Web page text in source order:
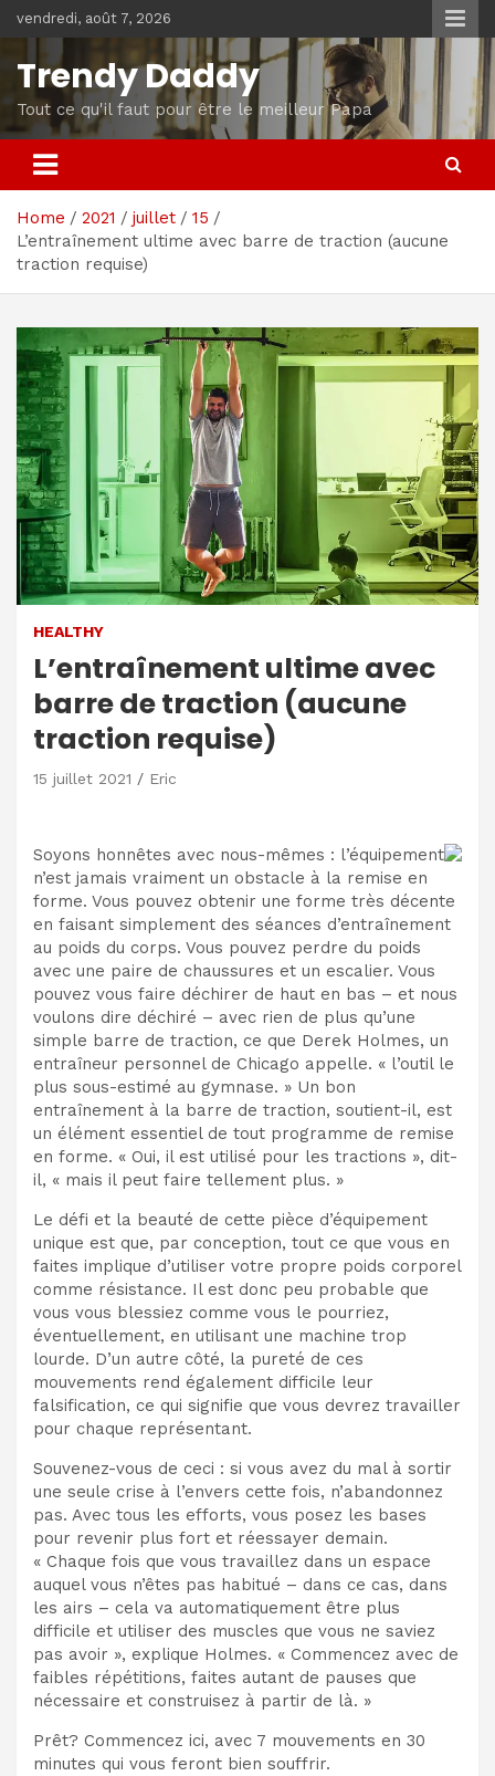
to
content
vendredi, août 7, 2026
Trendy Daddy
Tout ce qu'il faut pour être le meilleur Papa
Home 2021 juillet
15
L’entraînement ultime avec barre de traction (aucune
traction requise)
HEALTHY
L’entraînement ultime avec
barre de traction (aucune
traction requise)
15 juillet 2021 Eric
Soyons honnêtes avec nous-mêmes : l’équipement
n’est jamais vraiment un obstacle à la remise en
forme. Vous pouvez obtenir une forme très décente
en faisant simplement des séances d’entraînement
au poids du corps. Vous pouvez perdre du poids
avec une paire de chaussures et un escalier. Vous
pouvez vous faire déchirer de haut en bas – et nous
voulons dire déchiré – avec rien de plus qu’une
simple barre de traction, ce que Derek Holmes, un
entraîneur personnel de Chicago appelle. « l’outil le
plus sous-estimé au gymnase. » Un bon
entraînement à la barre de traction, soutient-il, est
un élément essentiel de tout programme de remise
en forme. « Oui, il est utilisé pour les tractions », dit-
il, « mais il peut faire tellement plus. »
Le défi et la beauté de cette pièce d’équipement
unique est que, par conception, tout ce que vous en
faites implique d’utiliser votre propre poids corporel
comme résistance. Il est donc peu probable que
vous vous blessiez comme vous le pourriez,
éventuellement, en utilisant une machine trop
lourde. D’un autre côté, la pureté de ces
mouvements rend également difficile leur
falsification, ce qui signifie que vous devrez travailler
pour chaque représentant.
Souvenez-vous de ceci : si vous avez du mal à sortir
une seule crise à l’envers cette fois, n’abandonnez
pas. Avec tous les efforts, vous posez les bases
pour revenir plus fort et réessayer demain.
« Chaque fois que vous travaillez dans un espace
auquel vous n’êtes pas habitué – dans ce cas, dans
les airs – cela va automatiquement être plus
difficile et utiliser des muscles que vous ne saviez
pas avoir », explique Holmes. « Commencez avec de
faibles répétitions, faites autant de pauses que
nécessaire et construisez à partir de là. »
Prêt? Commencez ici, avec 7 mouvements en 30
minutes qui vous feront bien souffrir.